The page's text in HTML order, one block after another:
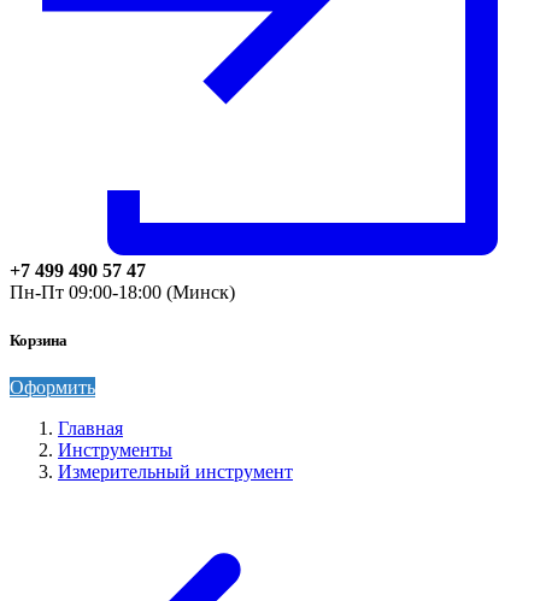
+7 499 490 57 47
Пн-Пт 09:00-18:00 (Минск)
Корзина
Оформить
Главная
Инструменты
Измерительный инструмент